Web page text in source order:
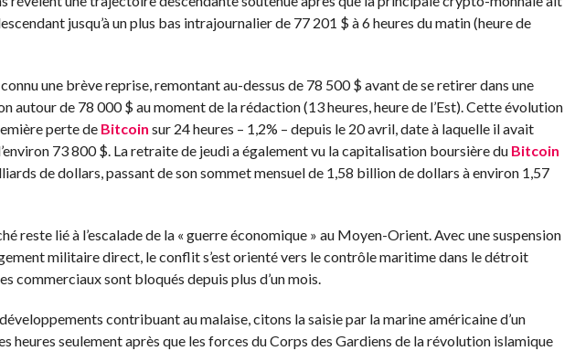
jusqu’à un plus bas intrajournalier de 77 201 $ à 6 heures du matin (heure de
une brève reprise, remontant au-dessus de 78 500 $ avant de se retirer dans une
autour de 78 000 $ au moment de la rédaction (13 heures, heure de l’Est). Cette évolution
perte de Bitcoin sur 24 heures – 1,2% – depuis le 20 avril, date à laquelle il avait
73 800 $. La retraite de jeudi a également vu la capitalisation boursière du Bitcoin
de dollars, passant de son sommet mensuel de 1,58 billion de dollars à environ 1,57
reste lié à l’escalade de la « guerre économique » au Moyen-Orient. Avec une suspension
militaire direct, le conflit s’est orienté vers le contrôle maritime dans le détroit
commerciaux sont bloqués depuis plus d’un mois.
contribuant au malaise, citons la saisie par la marine américaine d’un
heures seulement après que les forces du Corps des Gardiens de la révolution islamique